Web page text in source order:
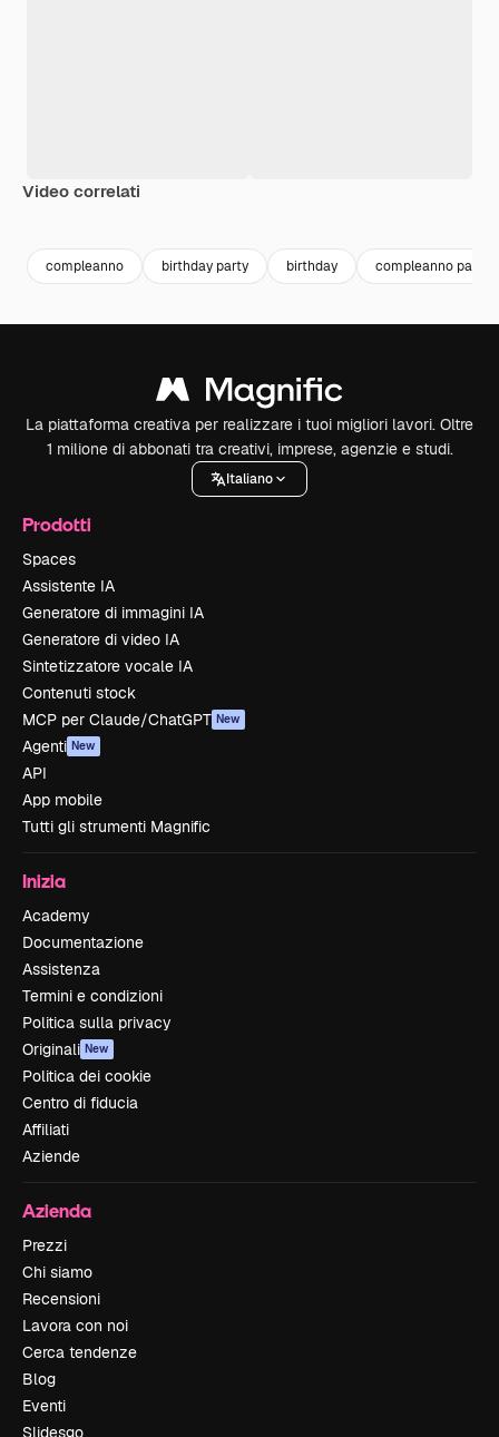
Video correlati
compleanno birthday party birthday compleanno
La piattaforma creativa per realizzare i tuoi migliori lavori. Oltre
1 milione di abbonati tra creativi, imprese, agenzie e studi.
Italiano
Prodotti
Spaces
Assistente IA
Generatore di immagini IA
Generatore di video IA
Sintetizzatore vocale IA
Contenuti stock
MCP per Claude/ChatGPT New
Agenti New
API
App mobile
Tutti gli strumenti Magnific
Inizia
Academy
Documentazione
Assistenza
Termini e condizioni
Politica sulla privacy
Originali New
Politica dei cookie
Centro di fiducia
Affiliati
Aziende
Azienda
Prezzi
Chi siamo
Recensioni
Lavora con noi
Cerca tendenze
Blog
Eventi
Slidesgo